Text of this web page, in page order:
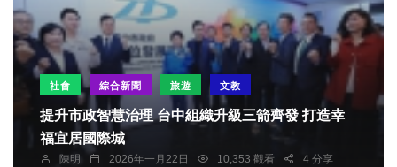
社會 綜合新聞 旅遊 文教
提升市政智慧治理 台中組織升級三箭齊發 打造幸
福宜居國際城
陳明 2026年一月22日 10,353 觀看 4 分享